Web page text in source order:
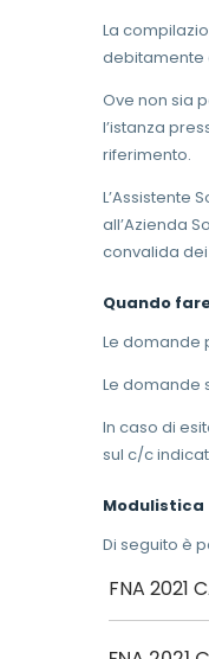
La
debitamente
Ove non sia
l’istanza
riferimento.
L’Assistente
all’Azienda
convalida dei
Quando
Le domande
Le domande
In caso di
sul c/c
Modulistica
Di seguito è
FNA 2021